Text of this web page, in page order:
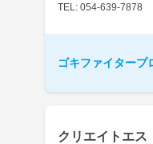
TEL: 054-639-7878
ゴキファイタープ
クリエイトエス